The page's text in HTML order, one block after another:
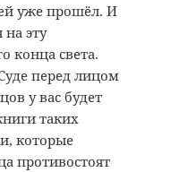
уже прошёл. И
на эту
конца света.
перед лицом
у вас будет
таких
которые
противостоят